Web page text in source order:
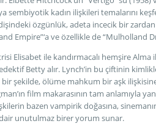
sembiyotik kadın ilişkileri temalarını
özgünlük, adeta incecik bir zardan
Empire”‘a ve özellikle de “Mulholland
Elisabet ile kandırmacalı hemşire
Betty alır. Lynch’in bu çiftinin
şekilde, ölüme mahkum bir aşk
film makarasının tam anlamıyla
bazen vampirik doğasına,
dair unutulmaz birer yorum sunar.